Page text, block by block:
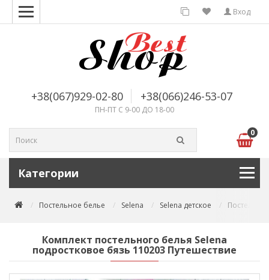
Вход
+38(067)929-02-80 +38(066)246-53-07
ПН-ПТ С 9-00 ДО 18-00
0
Категории
Постельное белье Selena Selena детское
Комплект постельного белья Selena
подростковое бязь 110203 Путешествие